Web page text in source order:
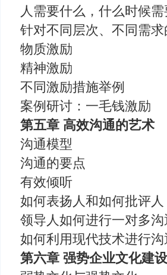
人需要什么，什么时候
针对不同层次、不同需
物质激励
精神激励
不同激励措施举例
案例研讨：一毛钱激励
第五章 高效沟通的艺术
沟通模型
沟通的要点
有效倾听
如何表扬人和如何批评人
领导人如何进行一对多沟
如何利用现代技术进行沟
第六章 强势企业文化建设